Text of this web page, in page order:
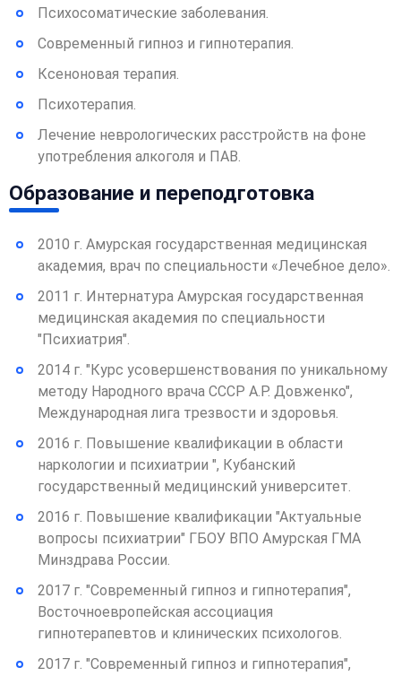
Психосоматические заболевания.
Современный гипноз и гипнотерапия.
Ксеноновая терапия.
Психотерапия.
Лечение неврологических расстройств на фоне
употребления алкоголя и ПАВ.
Образование и переподготовка
2010 г. Амурская государственная медицинская
академия, врач по специальности «Лечебное дело».
2011 г. Интернатура Амурская государственная
медицинская академия по специальности
"Психиатрия".
2014 г. "Курс усовершенствования по уникальному
методу Народного врача СССР А.Р. Довженко",
Международная лига трезвости и здоровья.
2016 г. Повышение квалификации в области
наркологии и психиатрии ", Кубанский
государственный медицинский университет.
2016 г. Повышение квалификации "Актуальные
вопросы психиатрии" ГБОУ ВПО Амурская ГМА
Минздрава России.
2017 г. "Современный гипноз и гипнотерапия",
Восточноевропейская ассоциация
гипнотерапевтов и клинических психологов.
2017 г. "Современный гипноз и гипнотерапия",